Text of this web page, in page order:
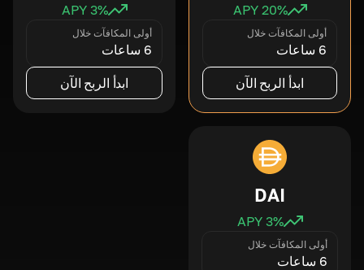
20% APY
أولى المكافآت خلال
6 ساعات
ابدأ الربح الآن
3% APY
أولى المكافآت خلال
6 ساعات
ابدأ الربح الآن
DAI
3% APY
أولى المكافآت خلال
6 ساعات